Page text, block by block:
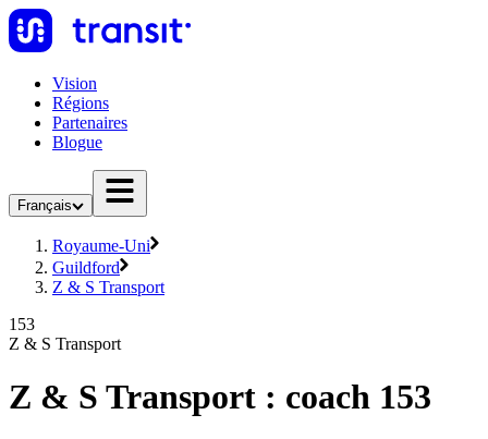
Vision
Régions
Partenaires
Blogue
Français
Royaume-Uni
Guildford
Z & S Transport
153
Z & S Transport
Z & S Transport : coach 153